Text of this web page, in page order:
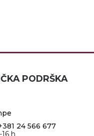
PODRŠKA
24 566 677
h